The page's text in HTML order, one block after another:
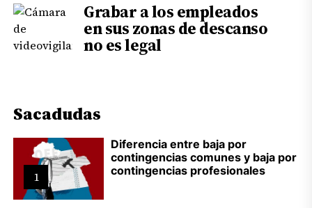
Grabar a los empleados
en sus zonas de descanso
no es legal
Sacadudas
1
Diferencia entre baja por
contingencias comunes y baja por
contingencias profesionales